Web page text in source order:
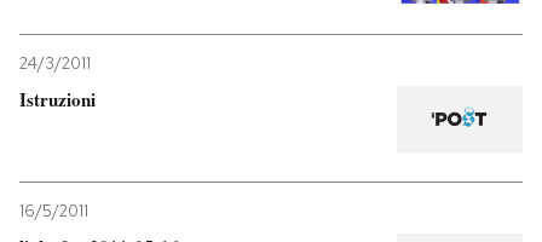
24/3/2011
Istruzioni
16/5/2011